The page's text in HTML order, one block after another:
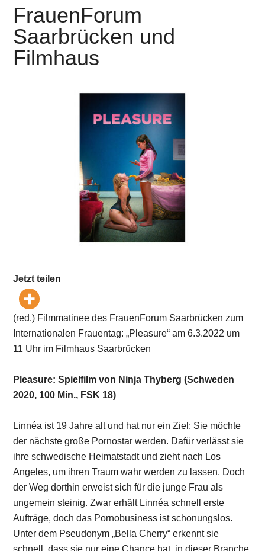
FrauenForum
Saarbrücken und
Filmhaus
Jetzt teilen
(red.) Filmmatinee des FrauenForum Saarbrücken zum
Internationalen Frauentag: „Pleasure“ am 6.3.2022 um
11 Uhr im Filmhaus Saarbrücken
Pleasure: Spielfilm von Ninja Thyberg (Schweden
2020, 100 Min., FSK 18)
Linnéa ist 19 Jahre alt und hat nur ein Ziel: Sie möchte
der nächste große Pornostar werden. Dafür verlässt sie
ihre schwedische Heimatstadt und zieht nach Los
Angeles, um ihren Traum wahr werden zu lassen. Doch
der Weg dorthin erweist sich für die junge Frau als
ungemein steinig. Zwar erhält Linnéa schnell erste
Aufträge, doch das Pornobusiness ist schonungslos.
Unter dem Pseudonym „Bella Cherry“ erkennt sie